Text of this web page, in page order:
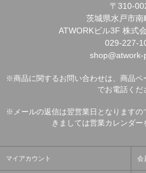
〒310-
茨城県水戸市南
ATWORKビル3F 株式
029-227-
shop@atwork-
※商品に関するお問い合わせは、商品ペ
でお電話くだ
※メールの返信は翌営業日となります
きましては営業カレンダー
マイアカウント 会